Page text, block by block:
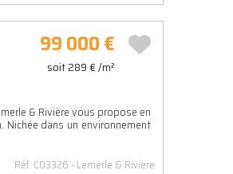
& Rivière vous propose en
dans un environnement
Réf. CO3326 Lemerle & Riviere
99 000 €
soit 289 € /m²